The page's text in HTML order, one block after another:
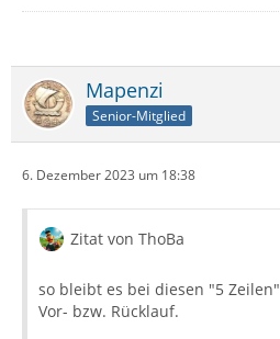
Mapenzi
Senior-Mitglied
6. Dezember 2023 um 18:38
Zitat von ThoBa
so bleibt es bei diesen "5 Zeilen"
Vor- bzw. Rücklauf.